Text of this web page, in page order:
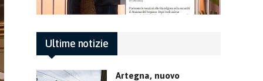
Ultime notizie
Artegna, nuovo